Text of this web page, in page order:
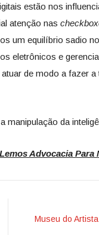
estão nos
atenção nas
um equilíbrio sadio
eletrônicos e
de modo a fazer a
manipulação da
Advocacia Para
Museu do